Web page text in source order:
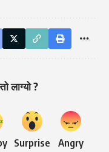
लाग्यो ?
Surprise Angry